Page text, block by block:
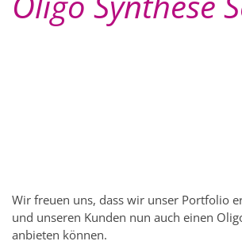
Wir freuen uns, dass wir unser Portfolio
und unseren Kunden nun auch einen
anbieten können.